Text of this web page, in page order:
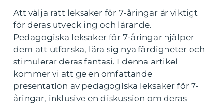
Att välja rätt leksaker för 7-åringar är viktigt
för deras utveckling och lärande.
Pedagogiska leksaker för 7-åringar hjälper
dem att utforska, lära sig nya färdigheter och
stimulerar deras fantasi. I denna artikel
kommer vi att ge en omfattande
presentation av pedagogiska leksaker för 7-
åringar, inklusive en diskussion om deras